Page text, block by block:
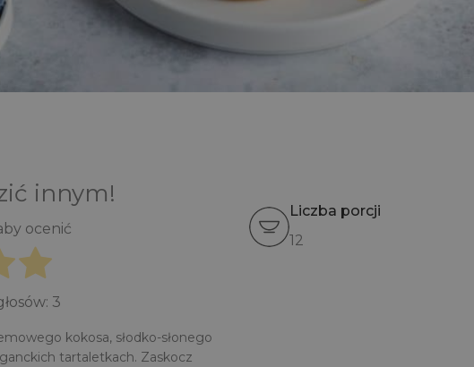
innym!
ocenić
3
kokosa, słodko-słonego
tartaletkach. Zaskocz
Liczba porcji
12